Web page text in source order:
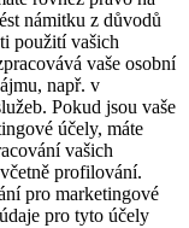
námitku z důvodů
použití vašich
vaše osobní
např. v
Pokud jsou vaše
účely, máte
vašich
profilování.
pro marketingové
pro tyto účely